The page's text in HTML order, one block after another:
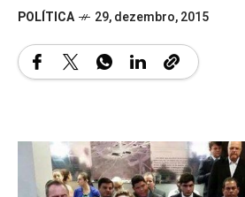
POLÍTICA 29, dezembro, 2015